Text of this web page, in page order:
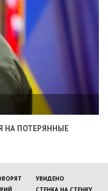
НА ПОТЕРЯННЫЕ
УВИДЕНО
СТЕНКА НА СТЕНКУ